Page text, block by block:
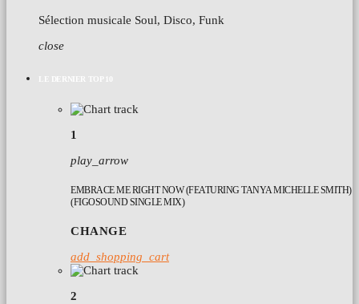
Sélection musicale Soul, Disco, Funk
close
LE DERNIER TOP 10
1
play_arrow
EMBRACE ME RIGHT NOW (FEATURING TANYA MICHELLE SMITH)
(FIGOSOUND SINGLE MIX)
CHANGE
add_shopping_cart
2